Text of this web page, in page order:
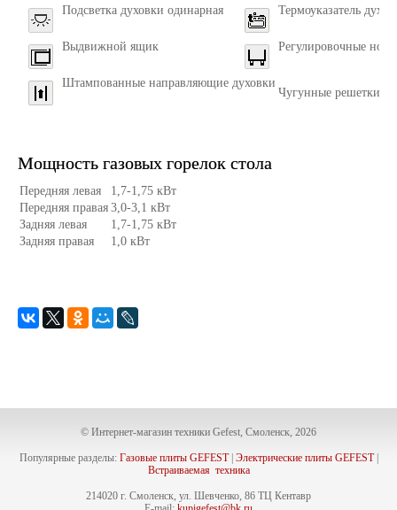
Подсветка духовки одинарная Термоуказатель
Выдвижной ящик Регулировочные
Штампованные направляющие духовки
Чугунные решетки
Мощность газовых горелок стола
Передняя левая
1,7-1,75 кВт
Передняя правая 3,0-3,1 кВт
Задняя левая
1,7-1,75 кВт
Задняя правая
1,0 кВт
© Интернет-магазин техники Gefest, Смоленск, 2026
Популярные разделы: Газовые плиты GEFEST| Электрические плиты GEFEST|
Встраиваемая техника
214020 г. Смоленск, ул. Шевченко, 86 ТЦ Кентавр